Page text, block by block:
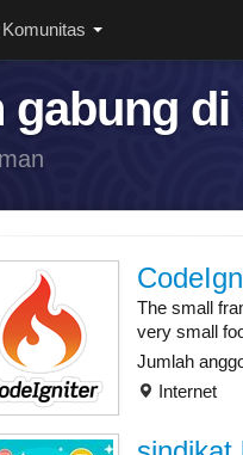
Komunitas
gabung
The small
very small
Jumlah
Internet